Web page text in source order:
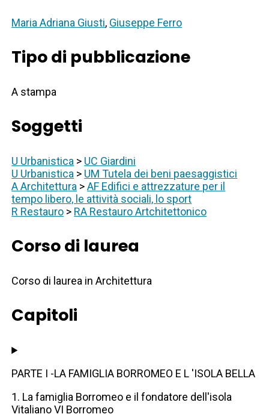
Maria Adriana Giusti, Giuseppe Ferro
Tipo di pubblicazione
A stampa
Soggetti
U Urbanistica > UC Giardini
U Urbanistica > UM Tutela dei beni paesaggistici
A Architettura >AF Edifici e attrezzature per il
tempo libero, le attività sociali, lo sport
R Restauro > RA Restauro Artchitettonico
Corso di laurea
Corso di laurea in Architettura
Capitoli
PARTE I -LA FAMIGLIA BORROMEO E L 'ISOLA BELLA
1. La famiglia Borromeo e il fondatore dell'isola
Vitaliano VI Borromeo